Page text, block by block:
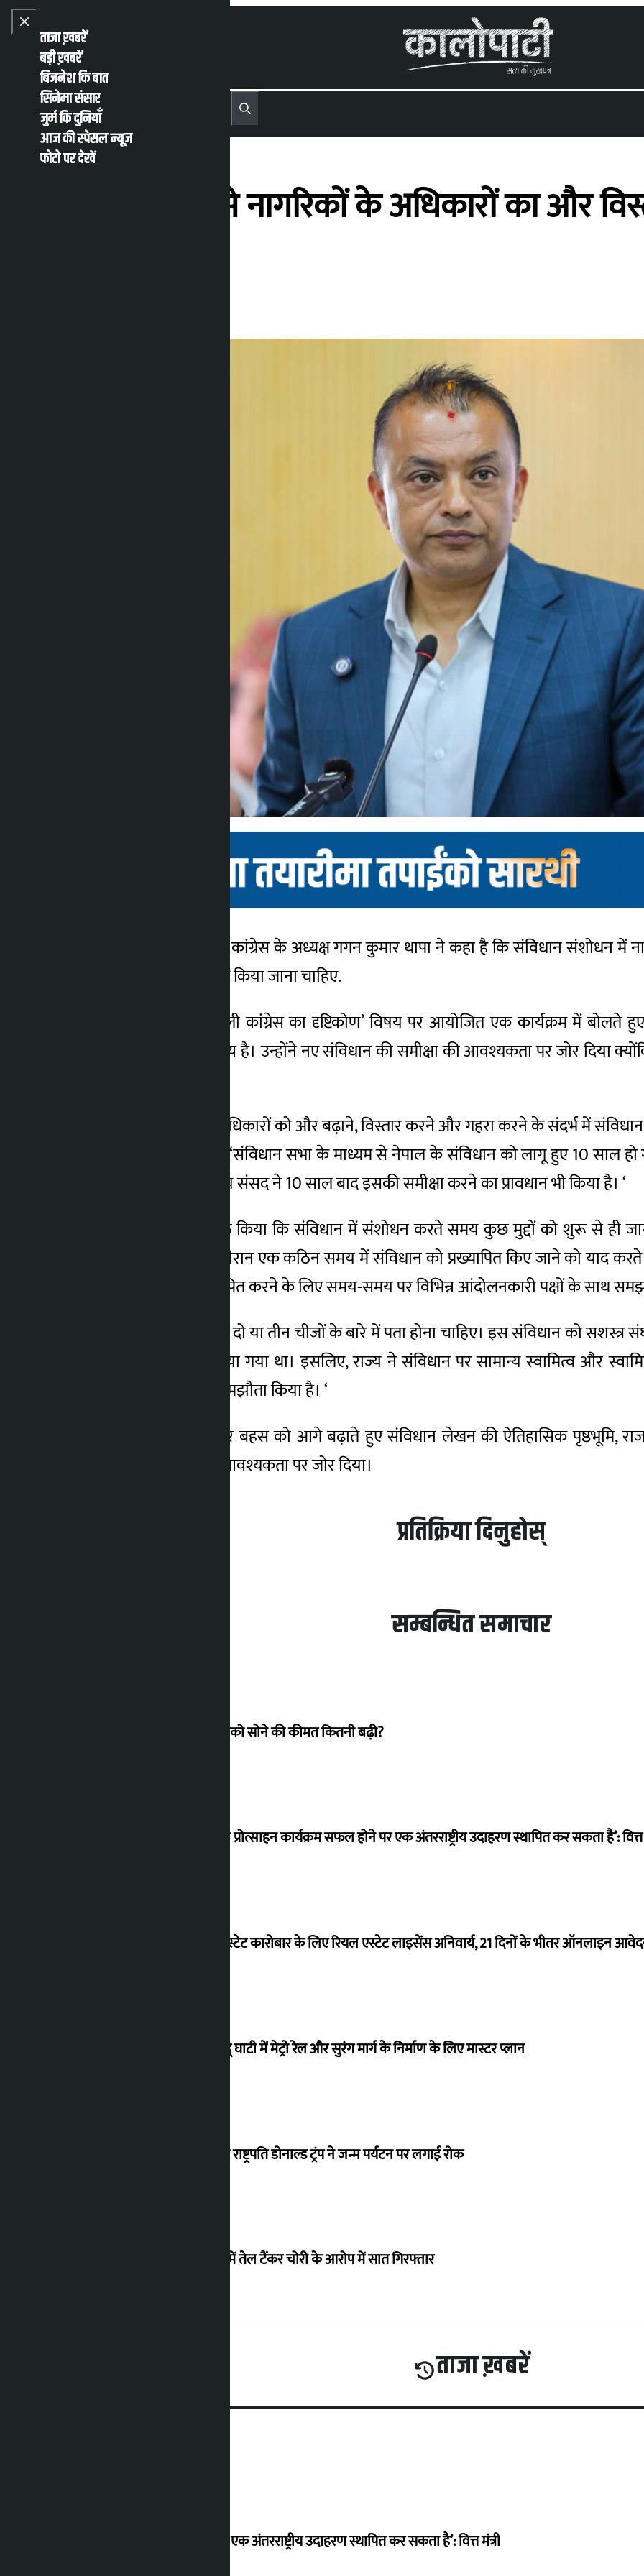
Skip to content
Close menu
ताजा ख़बरें
बड़ी ख़बरें
बिजनेश कि बात
सिनेमा संसार
जुर्म कि दुनियाँ
आज की स्पेसल न्यूज़
फोटो पर देखें
Open main menu
MENU Recent NewsTrending News
Search
संविधान संशोधन से नागरिकों के अधिकारों का और
काठमांडू। काठमांडू: नेपाली कांग्रेस के अध्यक्ष गगन कुमार थापा ने कहा है कि संविधान संशोधन
और गनीमत पर ध्यान केंद्रित किया जाना चाहिए.
‘संविधान संशोधन पर नेपाली कांग्रेस का दृष्टिकोण’ विषय पर आयोजित एक कार्यक्रम में बोलते
स्वाभाविक और स्वागत योग्य है। उन्होंने नए संविधान की समीक्षा की आवश्यकता पर जोर
उन्होंने कहा, ‘नागरिकों के अधिकारों को और बढ़ाने, विस्तार करने और गहरा करने के संदर्भ में
करने के लिए। उन्होंने कहा, ‘संविधान सभा के माध्यम से नेपाल के संविधान को लागू हुए 10 साल
गई है। कुछ मामलों में, संघीय संसद ने 10 साल बाद इसकी समीक्षा करने का प्रावधान भी किया है। ‘
थापा ने यह भी विचार व्यक्त किया कि संविधान में संशोधन करते समय कुछ मुद्दों को शुरू से ही
संक्रमणकालीन अवधि के दौरान एक कठिन समय में संविधान को प्रख्यापित किए जाने को याद
स्वामित्व और स्वामित्व स्थापित करने के लिए समय-समय पर विभिन्न आंदोलनकारी पक्षों के साथ
उन्होंने कहा, ‘हमें शुरुआत में दो या तीन चीजों के बारे में पता होना चाहिए। इस संविधान को
बाहर निकालकर तैयार किया गया था। इसलिए, राज्य ने संविधान पर सामान्य स्वामित्व और
विभिन्न आंदोलनों के साथ समझौता किया है। ‘
उन्होंने संविधान संशोधन पर बहस को आगे बढ़ाते हुए संविधान लेखन की ऐतिहासिक पृष्ठभूमि,
सुरक्षा को केंद्र में रखने की आवश्यकता पर जोर दिया।
प्रतिक्रिया दिनुहोस्
सम्बन्धित समाचार
शुक्रवार को सोने की कीमत कितनी बढ़ी?
‘करदाता प्रोत्साहन कार्यक्रम सफल होने पर एक अंतरराष्ट्रीय उदाहरण स्थापित कर सकता है’: वित्त
रियल एस्टेट कारोबार के लिए रियल एस्टेट लाइसेंस अनिवार्य, 21 दिनों के भीतर ऑनलाइन
काठमांडू घाटी में मेट्रो रेल और सुरंग मार्ग के निर्माण के लिए मास्टर प्लान
अमेरिकी राष्ट्रपति डोनाल्ड ट्रंप ने जन्म पर्यटन पर लगाई रोक
बीरगंज में तेल टैंकर चोरी के आरोप में सात गिरफ्तार
ताजा ख़बरें
‘करदाता प्रोत्साहन कार्यक्रम सफल होने पर एक अंतरराष्ट्रीय उदाहरण स्थापित कर सकता है’: वित्त मंत्री